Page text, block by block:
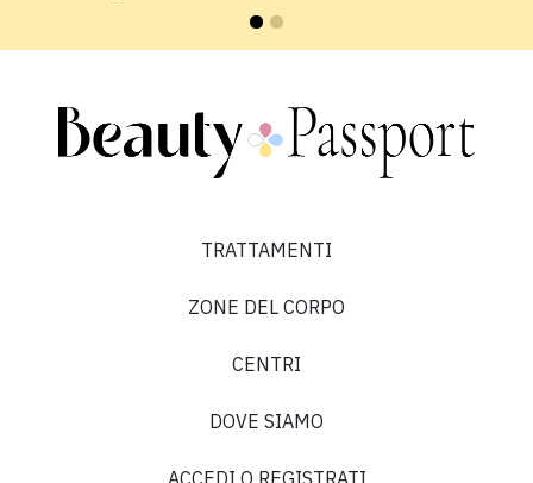
TRATTAMENTI
ZONE DEL CORPO
CENTRI
DOVE SIAMO
ACCEDI O REGISTRATI